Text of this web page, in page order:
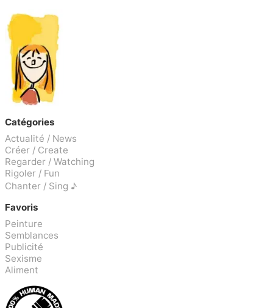
Catégories
Actualité / News
Créer / Create
Regarder / Watching
Rigoler / Fun
Chanter / Sing ♪
Favoris
Peinture
Semblances
Publicité
Sexisme
Aliment